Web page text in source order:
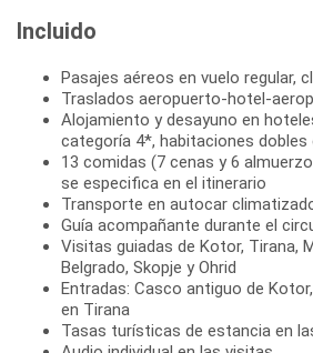
Incluido
Pasajes aéreos en vuelo regular,
Traslados aeropuerto-hotel-
Alojamiento y desayuno en
categoría 4*, habitaciones
13 comidas (7 cenas y 6
se especifica en el itinerario
Transporte en autocar
Guía acompañante durante el
Visitas guiadas de Kotor, Tirana,
Belgrado, Skopje y Ohrid
Entradas: Casco antiguo de
en Tirana
Tasas turísticas de estancia en